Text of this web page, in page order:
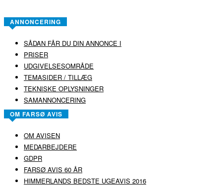
ANNONCERING
SÅDAN FÅR DU DIN ANNONCE I
PRISER
UDGIVELSESOMRÅDE
TEMASIDER / TILLÆG
TEKNISKE OPLYSNINGER
SAMANNONCERING
OM FARSØ AVIS
OM AVISEN
MEDARBEJDERE
GDPR
FARSØ AVIS 60 ÅR
HIMMERLANDS BEDSTE UGEAVIS 2016